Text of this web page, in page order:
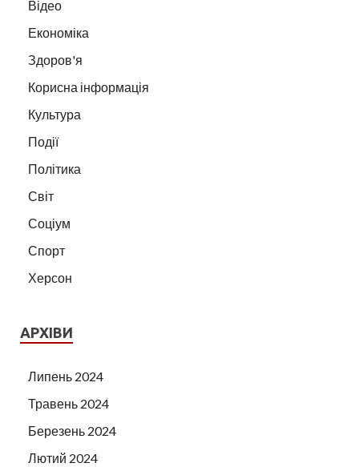
Відео
Економіка
Здоров'я
Корисна інформація
Культура
Події
Політика
Світ
Соціум
Спорт
Херсон
АРХІВИ
Липень 2024
Травень 2024
Березень 2024
Лютий 2024